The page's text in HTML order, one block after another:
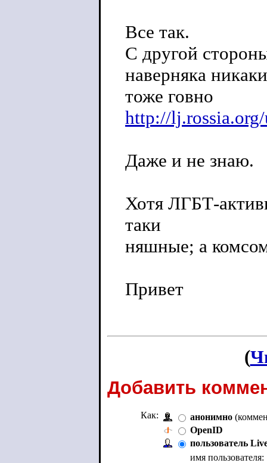
Все так.
С другой
наверняка
тоже говно
http://
Даже и не знаю.
Хотя ЛГБТ-
таки
няшные; а
Привет
(
Добавить
Как: анонимно
OpenID
пользователь
имя пользователя: